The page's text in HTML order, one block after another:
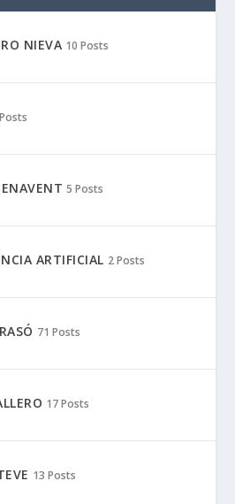
NIEVA 10 Posts
5 Posts
ARTIFICIAL 2 Posts
71 Posts
17 Posts
13 Posts